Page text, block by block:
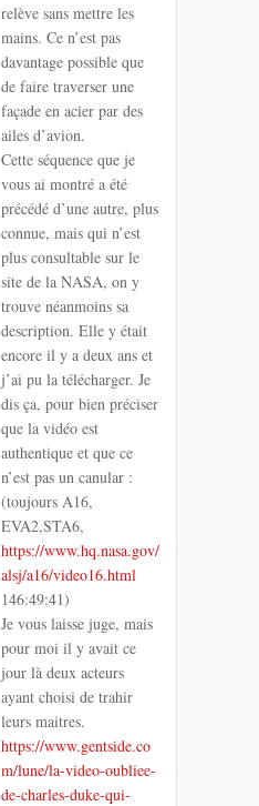
relève sans mettre les
mains. Ce n’est pas
davantage possible que
de faire traverser une
façade en acier par des
ailes d’avion.
Cette séquence que je
vous ai montré a été
précédé d’une autre, plus
connue, mais qui n’est
plus consultable sur le
site de la NASA, on y
trouve néanmoins sa
description. Elle y était
encore il y a deux ans et
j’ai pu la télécharger. Je
dis ça, pour bien préciser
que la vidéo est
authentique et que ce
n’est pas un canular :
(toujours A16,
EVA2,STA6,
https://www.hq.nasa.gov/
alsj/a16/video16.html
146:49:41)
Je vous laisse juge, mais
pour moi il y avait ce
jour là deux acteurs
ayant choisi de trahir
leurs maitres.
https://www.gentside.co
m/lune/la-video-oubliee-
de-charles-duke-qui-